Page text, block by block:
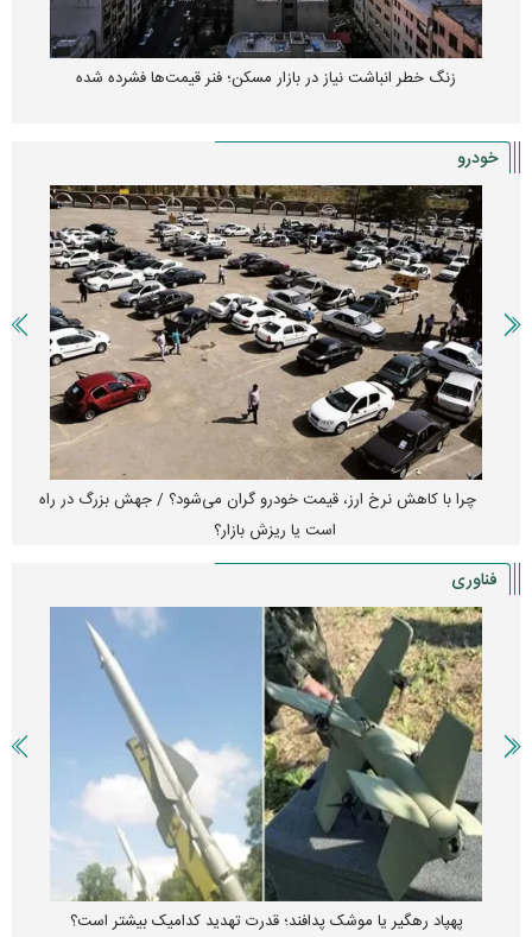
زنگ خطر انباشت نیاز در بازار مسکن؛ فنر قیمت‌ها فشرده شده
خودرو
چرا با کاهش نرخ ارز، قیمت خودرو گران می‌شود؟ / جهش بزرگ در راه
است یا ریزش بازار؟
فناوری
پهپاد رهگیر یا موشک پدافند؛ قدرت تهدید کدامیک بیشتر است؟